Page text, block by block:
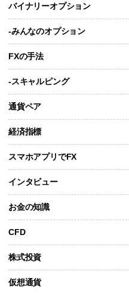
バイナリーオプション
-みんなのオプション
FXの手法
-スキャルピング
通貨ペア
経済指標
スマホアプリでFX
インタビュー
お金の知識
CFD
株式投資
仮想通貨